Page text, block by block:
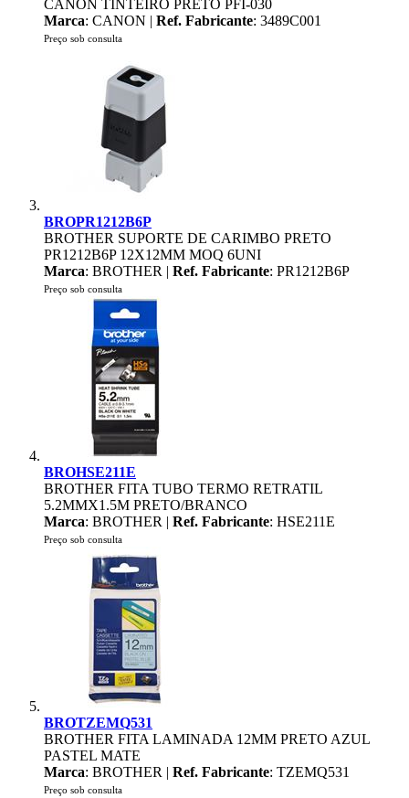
CANON TINTEIRO PRETO PFI-030
Marca: CANON | Ref. Fabricante: 3489C001
Preço sob consulta
BROPR1212B6P
BROTHER SUPORTE DE CARIMBO PRETO
PR1212B6P 12X12MM MOQ 6UNI
Marca: BROTHER | Ref. Fabricante: PR1212B6P
Preço sob consulta
BROHSE211E
BROTHER FITA TUBO TERMO RETRATIL
5.2MMX1.5M PRETO/BRANCO
Marca: BROTHER | Ref. Fabricante: HSE211E
Preço sob consulta
BROTZEMQ531
BROTHER FITA LAMINADA 12MM PRETO AZUL
PASTEL MATE
Marca: BROTHER | Ref. Fabricante: TZEMQ531
Preço sob consulta